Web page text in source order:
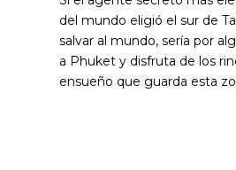
del mundo eligió el sur de
salvar al mundo, sería por
a Phuket y disfruta de los
ensueño que guarda esta